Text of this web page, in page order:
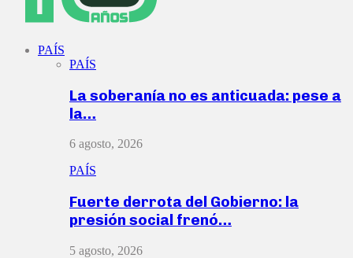
PAÍS
PAÍS
La soberanía no es anticuada: pese a
la…
6 agosto, 2026
PAÍS
Fuerte derrota del Gobierno: la
presión social frenó…
5 agosto, 2026